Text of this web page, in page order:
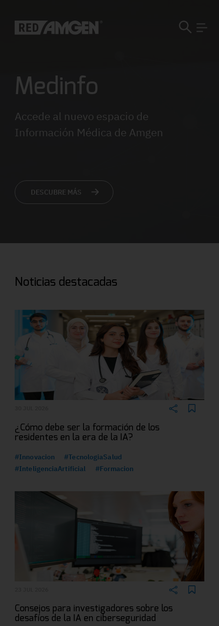
Medinfo
Accede al nuevo espacio de
Información Médica de Amgen
DESCUBRE MÁS
Noticias destacadas
¿Cómo debe ser la formación de los
residentes en la era de la IA?
#Innovacion
#TecnologiaSalud
#InteligenciaArtificial
#Formacion
Consejos para investigadores sobre los
desafíos de la IA en ciberseguridad